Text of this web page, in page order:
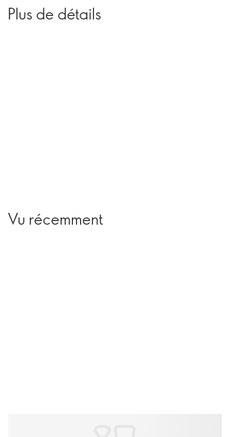
Plus de détails
Vu récemment